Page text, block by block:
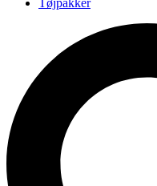
Tøjpakker